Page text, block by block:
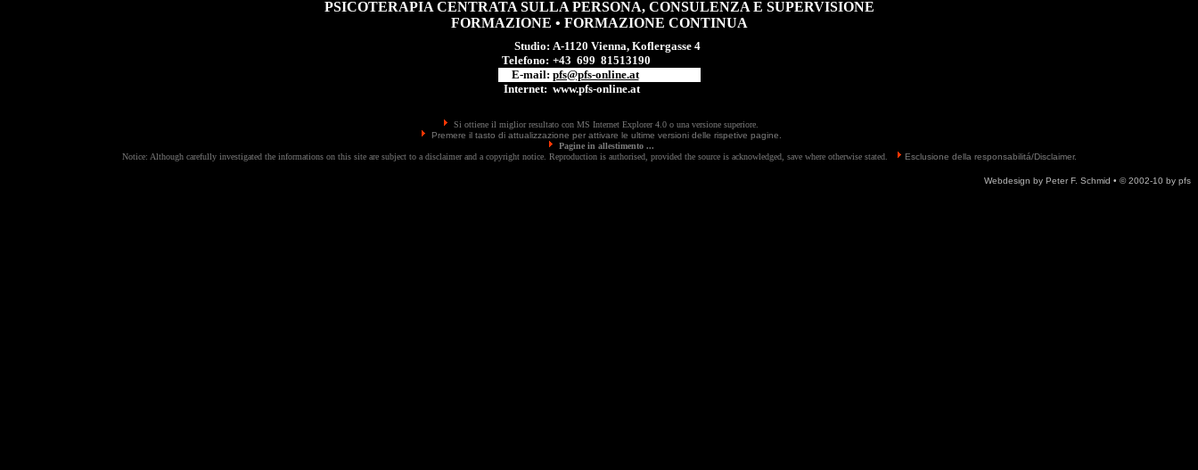
PSICOTERAPIA CENTRATA SULLA PERSONA, CONSULENZA E SUPERVISIONE
FORMAZIONE • FORMAZIONE CONTINUA
Studio: A-1120 Vienna, Koflergasse 4
Telefono: +43 699 81513190
E-mail: pfs@pfs-online.at
Internet: www.pfs-online.at
Si ottiene il miglior resultato con MS Internet Explorer 4.0 o una versione superiore.
Premere il tasto di attualizzazione per attivare le ultime versioni delle rispetive pagine.
Pagine in allestimento ...
Notice: Although carefully investigated the informations on this site are subject to a disclaimer and a copyright notice. Reproduction is authorised, provided the source is acknowledged, save where otherwise stated. Esclusione della responsabilitá/Disclaimer.
Webdesign by Peter F. Schmid • © 2002-10 by pfs